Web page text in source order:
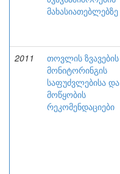
მახასიათებლებზე
2011
თოვლის ზვავების
მონიტორინგის
საფუძვლებისა და
მოწყობის
რეკომენდაციები